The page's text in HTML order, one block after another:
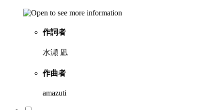
作詞者
水瀬 凪
作曲者
amazuti